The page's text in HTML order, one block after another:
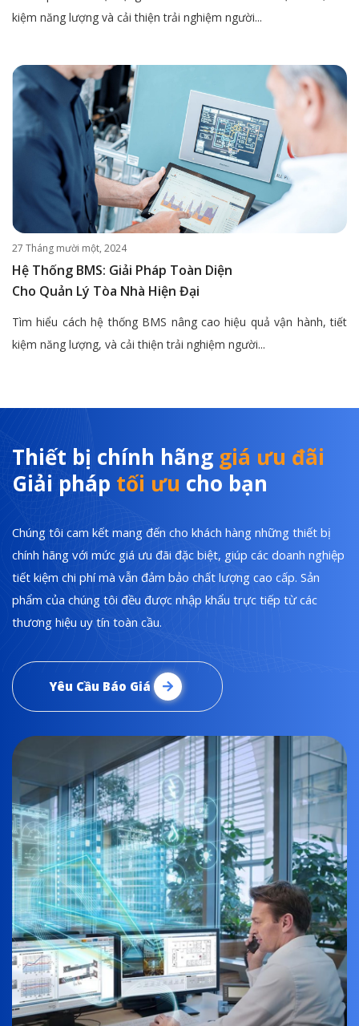
kiệm năng lượng và cải thiện trải nghiệm người...
27 Tháng mười một, 2024
Hệ Thống BMS: Giải Pháp Toàn Diện
Cho Quản Lý Tòa Nhà Hiện Đại
Tìm hiểu cách hệ thống BMS nâng cao hiệu quả vận hành, tiết
kiệm năng lượng, và cải thiện trải nghiệm người...
Thiết bị chính hãng giá ưu đãi
Giải pháp tối ưu cho bạn
Chúng tôi cam kết mang đến cho khách hàng những thiết bị
chính hãng với mức giá ưu đãi đặc biệt, giúp các doanh nghiệp
tiết kiệm chi phí mà vẫn đảm bảo chất lượng cao cấp. Sản
phẩm của chúng tôi đều được nhập khẩu trực tiếp từ các
thương hiệu uy tín toàn cầu.
Yêu Cầu Báo Giá